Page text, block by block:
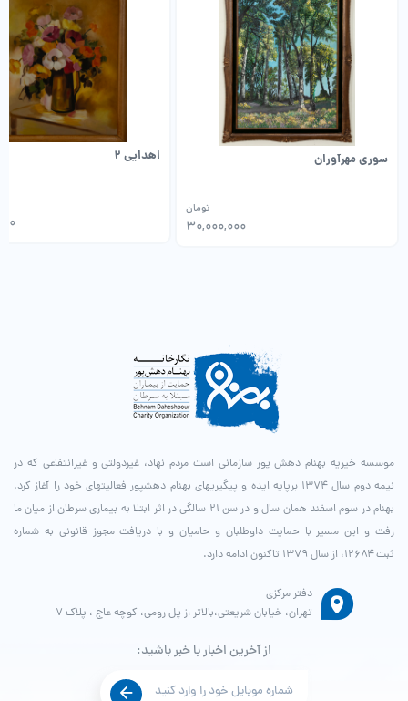
سوری مهرآوران
30,000,000
تومان
اهدایی 2
موسسه خیریه بهنام دهش پور سازمانی است مردم نهاد، غیردولتی و غیرانتفاعی که در
نیمه دوم سال ۱۳۷۴ برپایه ایده و پیگیری­های بهنام دهش­پور فعالیت­های خود را آغاز کرد.
بهنام در سوم اسفند همان سال و در سن ۲۱ سالگی در اثر ابتلا به بیماری سرطان از میان ما
رفت و این مسیر با حمایت داوطلبان و حامیان و با دریافت مجوز قانونی به شماره
ثبت ۱۲۶۸۴، از سال ۱۳۷۹ تاکنون ادامه دارد.
دفتر مرکزی
تهران، خیابان شریعتی،بالاتر از پل رومی، کوچه عاج ، پلاک ۷
از آخرین اخبار با خبر باشید: